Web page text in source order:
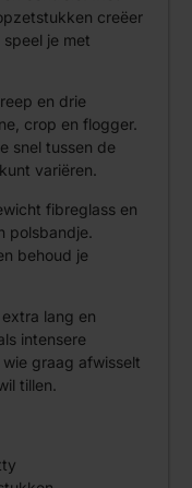
creëer
je met
en drie
crop en flogger.
snel tussen de
variëren.
fibreglass en
polsbandje.
behoud je
lang en
intensere
graag afwisselt
tillen.